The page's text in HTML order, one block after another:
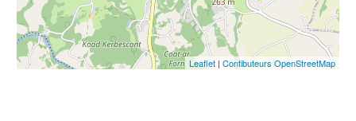
Leaflet| Contibuteurs OpenStreetMap